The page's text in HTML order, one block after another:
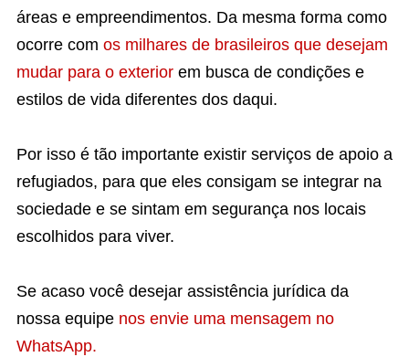
áreas e empreendimentos. Da mesma forma como
ocorre com os milhares de brasileiros que desejam
mudar para o exterior em busca de condições e
estilos de vida diferentes dos daqui.
Por isso é tão importante existir serviços de apoio a
refugiados, para que eles consigam se integrar na
sociedade e se sintam em segurança nos locais
escolhidos para viver.
Se acaso você desejar assistência jurídica da
nossa equipe nos envie uma mensagem no
WhatsApp.